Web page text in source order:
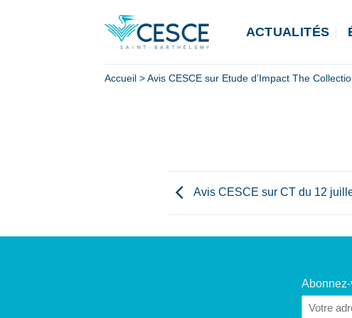
ACTUALITÉS
Accueil > Avis CESCE sur Etude d’Impact The
Avis CESCE sur CT du 12